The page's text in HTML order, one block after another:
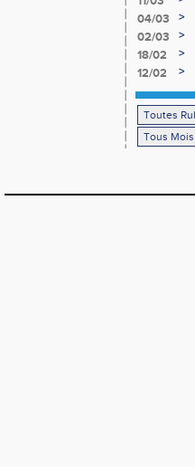
04/03
>
02/03
>
18/02
>
12/02
>